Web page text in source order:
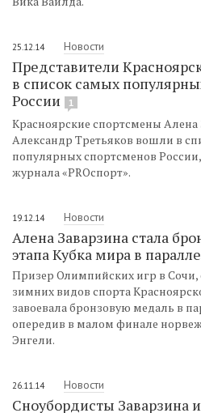
25.12.14 Новости
Представители
в список самых
России
1
Красноярские спортсмены
Александр Третьяков вошли в
популярных спортсменов
журнала «PROспорт».
19.12.14 Новости
Алена Заварзина стала
этапа Кубка мира в
Призер Олимпийских игр в
зимних видов спорта
завоевала бронзовую медаль в
опередив в малом финале
Энгели.
26.11.14 Новости
Сноубордисты Заварзина